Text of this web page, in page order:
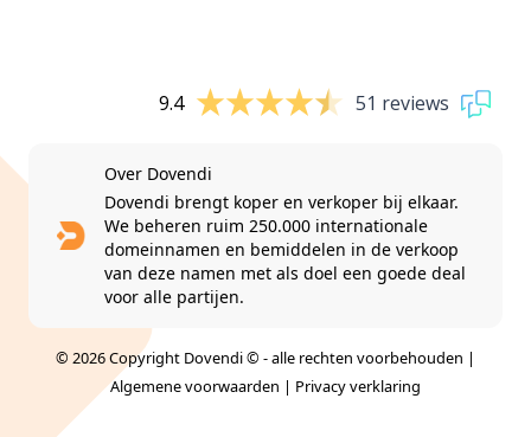
9.4 51 reviews
Over Dovendi
Dovendi brengt koper en verkoper bij elkaar.
We beheren ruim 250.000 internationale
domeinnamen en bemiddelen in de verkoop
van deze namen met als doel een goede deal
voor alle partijen.
© 2026 Copyright Dovendi © - alle rechten voorbehouden |
Algemene voorwaarden | Privacy verklaring